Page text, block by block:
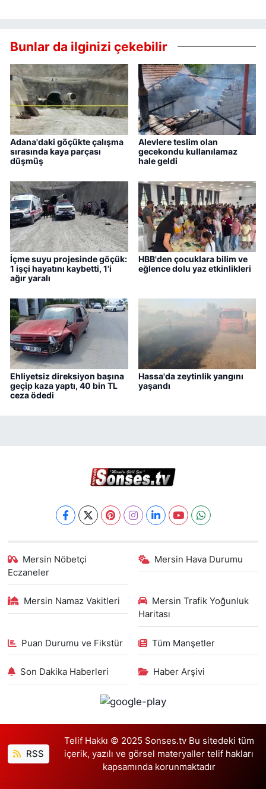
Bunlar da ilginizi çekebilir
Adana'daki göçükte çalışma
sırasında kaya parçası
düşmüş
Alevlere teslim olan
gecekondu kullanılamaz
hale geldi
İçme suyu projesinde göçük:
1 işçi hayatını kaybetti, 1'i
ağır yaralı
HBB'den çocuklara bilim ve
eğlence dolu yaz etkinlikleri
Ehliyetsiz direksiyon başına
geçip kaza yaptı, 40 bin TL
ceza ödedi
Hassa'da zeytinlik yangını
yaşandı
Mersin Nöbetçi
Eczaneler
Mersin Hava Durumu
Mersin Namaz Vakitleri
Mersin Trafik Yoğunluk
Haritası
Puan Durumu ve Fikstür Tüm Manşetler
Son Dakika Haberleri Haber Arşivi
RSS
Telif Hakkı © 2025 Sonses.tv Bu sitedeki tüm
içerik, yazılı ve görsel materyaller telif hakları
kapsamında korunmaktadır